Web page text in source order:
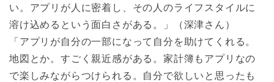
い。アプリが人に密着し、その人のライフスタイルに
溶け込めるという面白さがある。」（深津さん）
「アプリが自分の一部になって自分を助けてくれる。
地図とか。すごく親近感がある。家計簿もアプリなの
で楽しみながらつけられる。自分で欲しいと思ったも